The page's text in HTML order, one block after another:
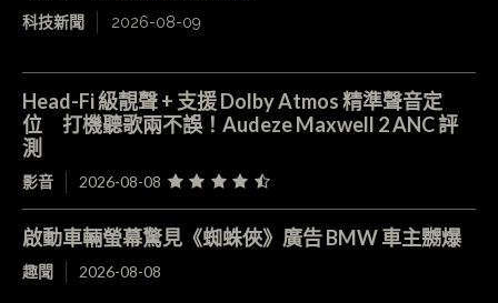
科技新聞 2026-08-09
Head-Fi 級靚聲 + 支援 Dolby Atmos 精準聲音定
位 打機聽歌兩不誤！Audeze Maxwell 2 ANC 評
測
影音 2026-08-08
啟動車輛螢幕驚見《蜘蛛俠》廣告 BMW 車主嬲爆
趣聞 2026-08-08